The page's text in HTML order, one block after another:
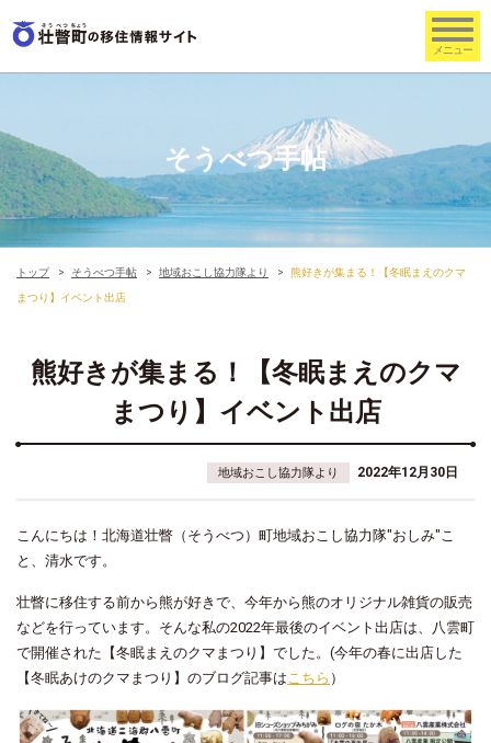
そうべつ手帖
トップ そうべつ手帖 地域おこし協力隊より 熊好きが集まる！【冬眠まえのクマ
まつり】イベント出店
熊好きが集まる！【冬眠まえのクマ
まつり】イベント出店
地域おこし協力隊より 2022年12月30日
こんにちは！北海道壮瞥（そうべつ）町地域おこし協力隊"おしみ"こ
と、清水です。
壮瞥に移住する前から熊が好きで、今年から熊のオリジナル雑貨の販売
などを行っています。そんな私の2022年最後のイベント出店は、八雲町
で開催された【冬眠まえのクマまつり】でした。(今年の春に出店した
【冬眠あけのクマまつり】のブログ記事はこちら ）